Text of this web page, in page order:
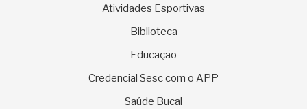
Atividades Esportivas
Biblioteca
Educação
Credencial Sesc com o APP
Saúde Bucal